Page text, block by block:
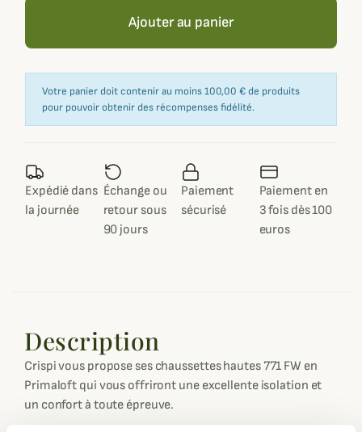
Ajouter au panier
Votre panier doit contenir au moins 100,00 € de produits
pour pouvoir obtenir des récompenses fidélité.
Expédié dans
la journée
Échange ou
retour sous
90 jours
Paiement
sécurisé
Paiement en
3 fois dès 100
euros
Description
Crispi vous propose ses chaussettes hautes 771 FW en
Primaloft qui vous offriront une excellente isolation et
un confort à toute épreuve.